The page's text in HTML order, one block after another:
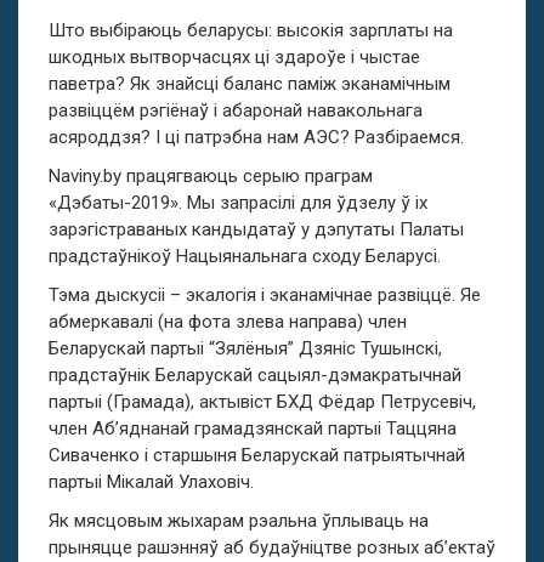
Што выбіраюць беларусы: высокія зарплаты на
шкодных вытворчасцях ці здароўе і чыстае
паветра? Як знайсці баланс паміж эканамічным
развіццём рэгіёнаў і абаронай навакольнага
асяроддзя? І ці патрэбна нам АЭС? Разбіраемся.
Naviny.by працягваюць серыю праграм
«Дэбаты-2019». Мы запрасілі для ўдзелу ў іх
зарэгістраваных кандыдатаў у дэпутаты Палаты
прадстаўнікоў Нацыянальнага сходу Беларусі.
Тэма дыскусіі – экалогія і эканамічнае развіццё. Яе
абмеркавалі (на фота злева направа) член
Беларускай партыі “Зялёныя” Дзяніс Тушынскі,
прадстаўнік Беларускай сацыял-дэмакратычнай
партыі (Грамада), актывіст БХД Фёдар Петрусевіч,
член Аб’яднанай грамадзянскай партыі Таццяна
Сиваченко і старшыня Беларускай патрыятычнай
партыі Мікалай Улаховіч.
Як мясцовым жыхарам рэальна ўплываць на
прыняцце рашэнняў аб будаўніцтве розных аб’ектаў